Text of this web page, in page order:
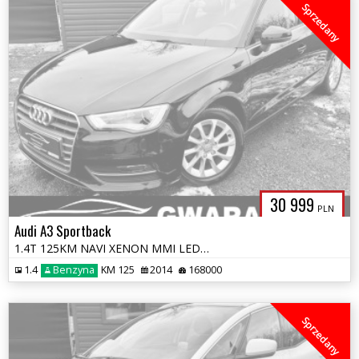
30 999 PLN
Sprzedany
Audi A3 Sportback
1.4T 125KM NAVI XENON MMI LED ALU Grz.FOTELE 2xPDC OPŁATY GWARANCJA
1.4 Benzyna KM 125 2014 168000
Sprzedany